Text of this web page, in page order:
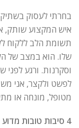
בחרתי לעסוק
איש המקצוע שותק,
תשומת הלב ללקוח
שלו. הוא במצב של
וסקרנות. ורגע
לפשט ולקצר, אני
מטופל, מונחה או
4 סיבות טובות